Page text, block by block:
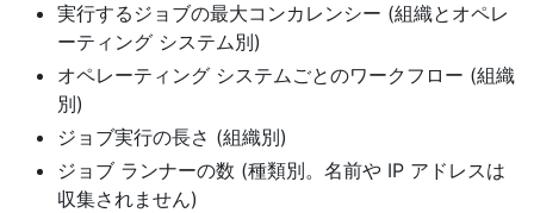
実行するジョブの最大コンカレンシー (組織とオペレ
ーティング システム別)
オペレーティング システムごとのワークフロー (組織
別)
ジョブ実行の長さ (組織別)
ジョブ ランナーの数 (種類別。名前や IP アドレスは
収集されません)